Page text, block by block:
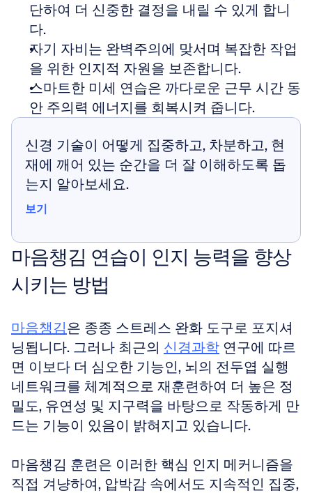
단하여 더 신중한 결정을 내릴 수 있게 합니
다.
자기 자비는 완벽주의에 맞서며 복잡한 작업
을 위한 인지적 자원을 보존합니다.
스마트한 미세 연습은 까다로운 근무 시간 동
안 주의력 에너지를 회복시켜 줍니다.
신경 기술이 어떻게 집중하고, 차분하고, 현
재에 깨어 있는 순간을 더 잘 이해하도록 돕
는지 알아보세요.
보기
마음챙김 연습이 인지 능력을 향상
시키는 방법
마음챙김은 종종 스트레스 완화 도구로 포지셔
닝됩니다. 그러나 최근의 신경과학 연구에 따르
면 이보다 더 심오한 기능인, 뇌의 전두엽 실행
네트워크를 체계적으로 재훈련하여 더 높은 정
밀도, 유연성 및 지구력을 바탕으로 작동하게 만
드는 기능이 있음이 밝혀지고 있습니다.
마음챙김 훈련은 이러한 핵심 인지 메커니즘을
직접 겨냥하여, 압박감 속에서도 지속적인 집중,